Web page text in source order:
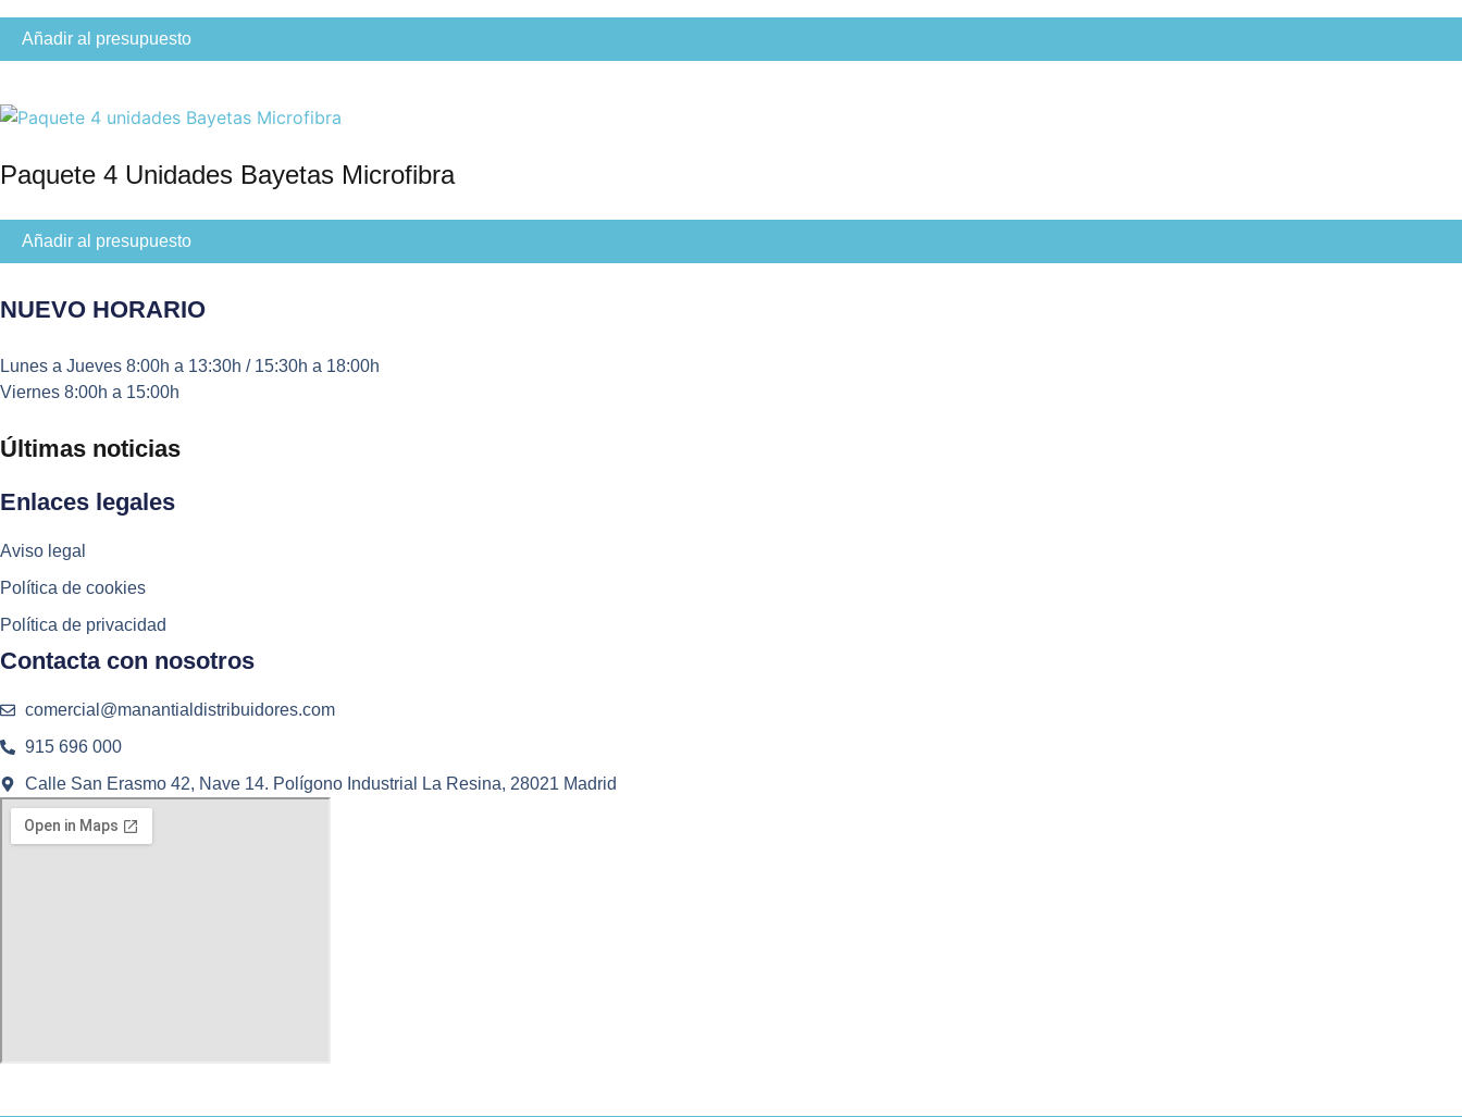
Añadir al presupuesto
Paquete 4 Unidades Bayetas Microfibra
Añadir al presupuesto
NUEVO HORARIO
Lunes a Jueves 8:00h a 13:30h / 15:30h a 18:00h
Viernes 8:00h a 15:00h
Últimas noticias
Enlaces legales
Aviso legal
Política de cookies
Política de privacidad
Contacta con nosotros
comercial@manantialdistribuidores.com
915 696 000
Calle San Erasmo 42, Nave 14. Polígono Industrial La Resina, 28021 Madrid